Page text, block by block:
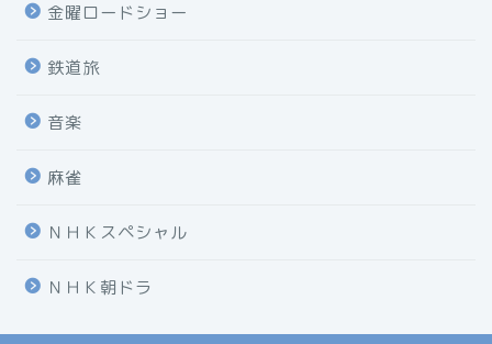
金曜ロードショー
鉄道旅
音楽
麻雀
ＮＨＫスペシャル
ＮＨＫ朝ドラ